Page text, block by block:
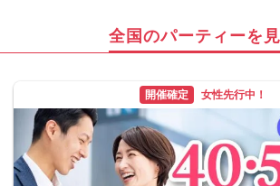
全国のパーティーを
開催確定 女性先行中！